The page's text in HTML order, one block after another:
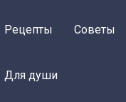
Рецепты Советы
Для души